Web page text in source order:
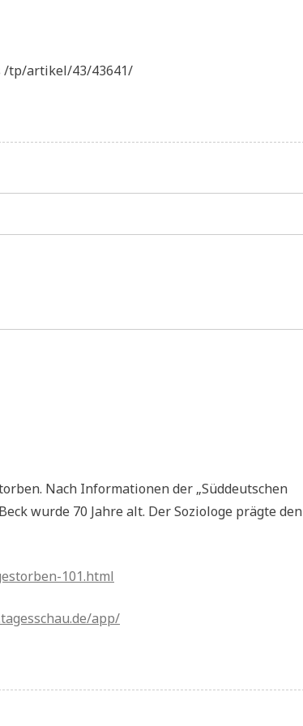
/tp/artikel/43/43641/
Nach Informationen der „Süddeutschen
wurde 70 Jahre alt. Der Soziologe prägte den
101.html
app/